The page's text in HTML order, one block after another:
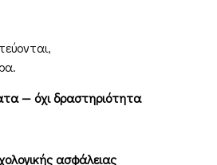
— όχι δραστηριότητα
ασφάλειας